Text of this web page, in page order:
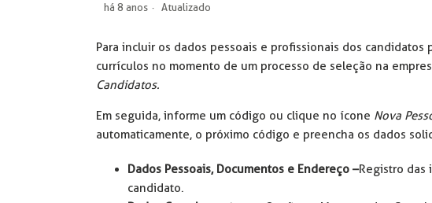
há 8 anos Atualizado
Para incluir os dados pessoais e profissionais dos candidatos
currículos no momento de um processo de seleção na
Candidatos.
Em seguida, informe um código ou clique no ícone Nova
automaticamente, o próximo código e preencha os dados
Dados Pessoais, Documentos e Endereço –Registro das
candidato.